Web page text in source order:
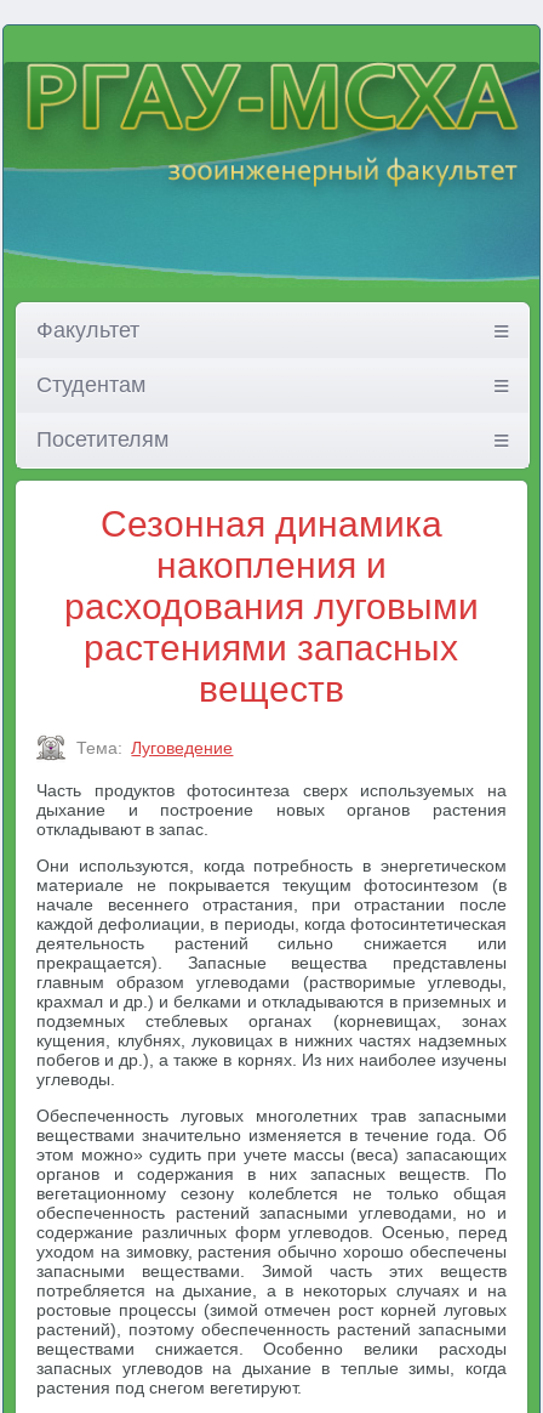
Факультет
Студентам
Посетителям
Сезонная динамика
накопления и
расходования луговыми
растениями запасных
веществ
Тема: Луговедение
Часть продуктов фотосинтеза сверх используемых на
дыхание и построение новых органов растения
откладывают в запас.
Они используются, когда потребность в энергетическом
материале не покрывается текущим фотосинтезом (в
начале весеннего отрастания, при отрастании после
каждой дефолиации, в периоды, когда фотосинтетическая
деятельность растений сильно снижается или
прекращается). Запасные вещества представлены
главным образом углеводами (растворимые углеводы,
крахмал и др.) и белками и откладываются в приземных и
подземных стеблевых органах (корневищах, зонах
кущения, клубнях, луковицах в нижних частях надземных
побегов и др.), а также в корнях. Из них наиболее изучены
углеводы.
Обеспеченность луговых многолетних трав запасными
веществами значительно изменяется в течение года. Об
этом можно» судить при учете массы (веса) запасающих
органов и содержания в них запасных веществ. По
вегетационному сезону колеблется не только общая
обеспеченность растений запасными углеводами, но и
содержание различных форм углеводов. Осенью, перед
уходом на зимовку, растения обычно хорошо обеспечены
запасными веществами. Зимой часть этих веществ
потребляется на дыхание, а в некоторых случаях и на
ростовые процессы (зимой отмечен рост корней луговых
растений), поэтому обеспеченность растений запасными
веществами снижается. Особенно велики расходы
запасных углеводов на дыхание в теплые зимы, когда
растения под снегом вегетируют.